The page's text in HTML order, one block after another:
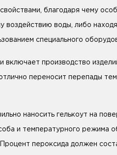
благодаря чему
воздействию воды, либо
специального
производство
переносит перепады
наносить гелькоут на
и температурного режима
пероксида должен